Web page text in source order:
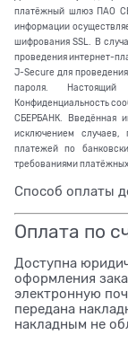
платёжный шлюз ПАО
информации
шифрования SSL. В
проведения интернет-
J-Secure для
пароля. Настоящий
Конфиденциальность
СБЕРБАНК. Введённая
исключением случаев,
платежей по
требованиями
Способ оплаты
Оплата по
Доступна
оформления
электронную
передана
накладным не